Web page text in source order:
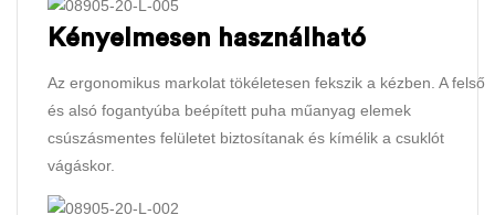
Kényelmesen használható
Az ergonomikus markolat tökéletesen fekszik a kézben. A felső
és alsó fogantyúba beépített puha műanyag elemek
csúszásmentes felületet biztosítanak és kímélik a csuklót
vágáskor.